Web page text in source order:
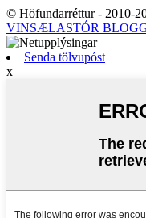
© Höfundarréttur - 2010-
VINSÆLASTÓR
Senda tölvupóst
x